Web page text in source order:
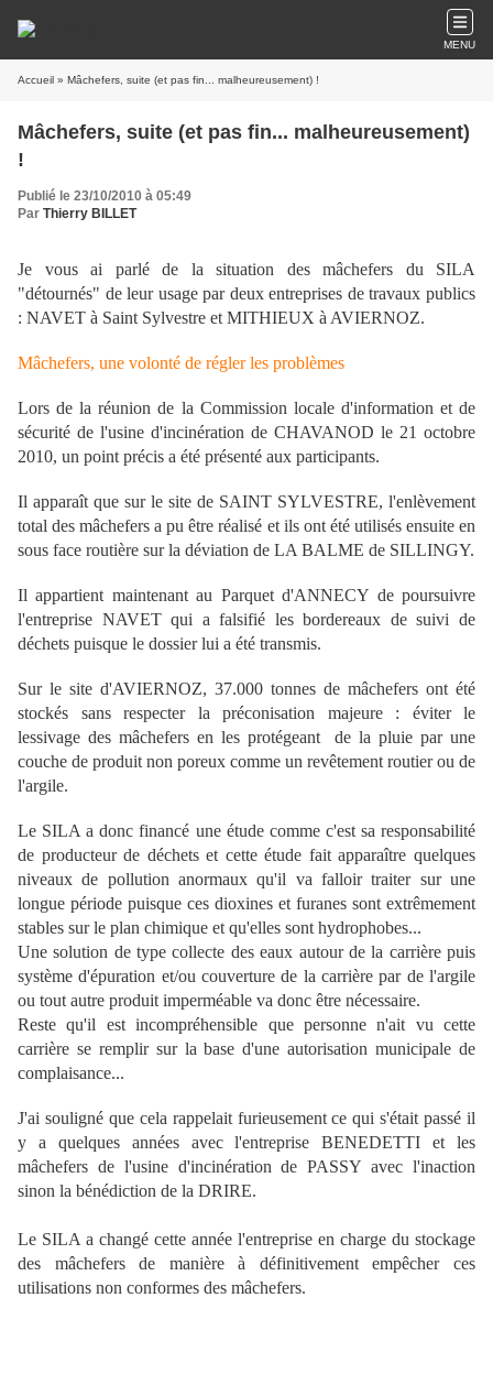
MENU
Accueil » Mâchefers, suite (et pas fin... malheureusement) !
Mâchefers, suite (et pas fin... malheureusement)
!
Publié le 23/10/2010 à 05:49
Par Thierry BILLET
Je vous ai parlé de la situation des mâchefers du SILA
"détournés" de leur usage par deux entreprises de travaux publics
: NAVET à Saint Sylvestre et MITHIEUX à AVIERNOZ.
Mâchefers, une volonté de régler les problèmes
Lors de la réunion de la Commission locale d'information et de
sécurité de l'usine d'incinération de CHAVANOD le 21 octobre
2010, un point précis a été présenté aux participants.
Il apparaît que sur le site de SAINT SYLVESTRE, l'enlèvement
total des mâchefers a pu être réalisé et ils ont été utilisés ensuite en
sous face routière sur la déviation de LA BALME de SILLINGY.
Il appartient maintenant au Parquet d'ANNECY de poursuivre
l'entreprise NAVET qui a falsifié les bordereaux de suivi de
déchets puisque le dossier lui a été transmis.
Sur le site d'AVIERNOZ, 37.000 tonnes de mâchefers ont été
stockés sans respecter la préconisation majeure : éviter le
lessivage des mâchefers en les protégeant de la pluie par une
couche de produit non poreux comme un revêtement routier ou de
l'argile.
Le SILA a donc financé une étude comme c'est sa responsabilité
de producteur de déchets et cette étude fait apparaître quelques
niveaux de pollution anormaux qu'il va falloir traiter sur une
longue période puisque ces dioxines et furanes sont extrêmement
stables sur le plan chimique et qu'elles sont hydrophobes...
Une solution de type collecte des eaux autour de la carrière puis
système d'épuration et/ou couverture de la carrière par de l'argile
ou tout autre produit imperméable va donc être nécessaire.
Reste qu'il est incompréhensible que personne n'ait vu cette
carrière se remplir sur la base d'une autorisation municipale de
complaisance...
J'ai souligné que cela rappelait furieusement ce qui s'était passé il
y a quelques années avec l'entreprise BENEDETTI et les
mâchefers de l'usine d'incinération de PASSY avec l'inaction
sinon la bénédiction de la DRIRE.
Le SILA a changé cette année l'entreprise en charge du stockage
des mâchefers de manière à définitivement empêcher ces
utilisations non conformes des mâchefers.